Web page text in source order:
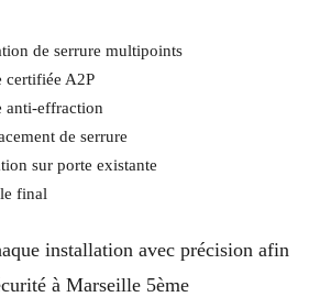
de serrure multipoints
certifiée A2P
anti-effraction
de serrure
sur porte existante
final
installation avec précision afin
à Marseille 5ème